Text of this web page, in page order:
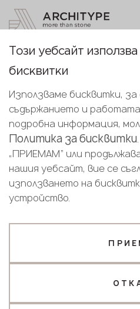
English
Bulgarian
+359 89 208
Станете
M-735 Ocean
GRANDEX
Новост
Изпратете вашите
+359 89
Вашият бизнес профил
Нашите
вас
Този уебсайт
бисквитки
Използваме бисквитки,
съдържанието и
подробна информация,
Политика за бисквитки
„ПРИЕМАМ“ или
нашия уебсайт, вие се
използването на
устройство.